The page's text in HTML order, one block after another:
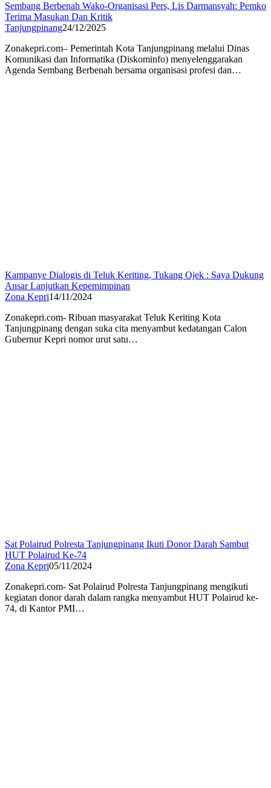
Sembang Berbenah Wako-Organisasi Pers, Lis Darmansyah: Pemko
Terima Masukan Dan Kritik
Tanjungpinang24/12/2025
Zonakepri.com– Pemerintah Kota Tanjungpinang melalui Dinas
Komunikasi dan Informatika (Diskominfo) menyelenggarakan
Agenda Sembang Berbenah bersama organisasi profesi dan…
Kampanye Dialogis di Teluk Keriting, Tukang Ojek : Saya Dukung
Ansar Lanjutkan Kepemimpinan
Zona Kepri14/11/2024
Zonakepri.com- Ribuan masyarakat Teluk Keriting Kota
Tanjungpinang dengan suka cita menyambut kedatangan Calon
Gubernur Kepri nomor urut satu…
Sat Polairud Polresta Tanjungpinang Ikuti Donor Darah Sambut
HUT Polairud Ke-74
Zona Kepri05/11/2024
Zonakepri.com- Sat Polairud Polresta Tanjungpinang mengikuti
kegiatan donor darah dalam rangka menyambut HUT Polairud ke-
74, di Kantor PMI…